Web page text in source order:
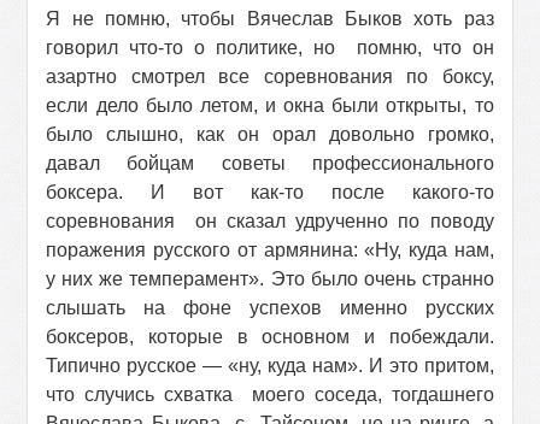
Я не помню, чтобы Вячеслав Быков хоть раз
говорил что-то о политике, но
помню, что он
азартно смотрел все соревнования по боксу,
если дело было летом, и окна были открыты, то
было слышно, как он орал довольно громко,
давал бойцам советы профессионального
боксера. И вот как-то после какого-то
соревнования
он сказал удрученно по поводу
поражения русского от армянина: «Ну, куда нам,
у них же темперамент». Это было очень странно
слышать на фоне успехов именно русских
боксеров, которые в основном и побеждали.
Типично русское — «ну, куда нам». И это притом,
что случись схватка
моего соседа, тогдашнего